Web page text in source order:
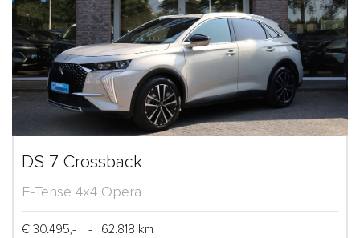
DS 7 Crossback
E-Tense 4x4 Opera
€ 30.495,- -
62.818 km